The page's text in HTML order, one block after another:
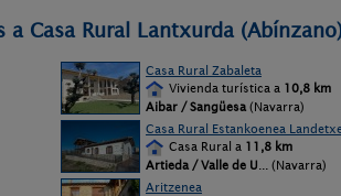
Casa Rural Lantxurda
Casa Rural Zabaleta
Vivienda turística a 10,8 km
Aibar / Sangüesa (Navarra)
Casa Rural Estankoenea
Casa Rural a 11,8 km
Artieda / Valle de U... (Navarra)
Aritzenea